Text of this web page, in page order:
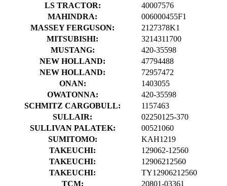
LS TRACTOR:
40007576
MAHINDRA:
006000455F1
MASSEY FERGUSON:
2127378K1
MITSUBISHI:
3214311700
MUSTANG:
420-35598
NEW HOLLAND:
47794488
NEW HOLLAND:
72957472
ONAN:
1403055
OWATONNA:
420-35598
SCHMITZ CARGOBULL:
1157463
SULLAIR:
02250125-370
SULLIVAN PALATEK:
00521060
SUMITOMO:
KAH1219
TAKEUCHI:
129062-12560
TAKEUCHI:
12906212560
TAKEUCHI:
TY12906212560
TCM:
20801-03361